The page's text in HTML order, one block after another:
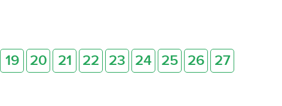
19 20 21 22 23 24 25 26
27